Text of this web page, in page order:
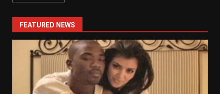
FEATURED NEWS